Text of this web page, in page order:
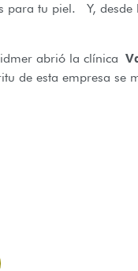
para tu piel. Y,
abrió la clínica
de esta empresa se